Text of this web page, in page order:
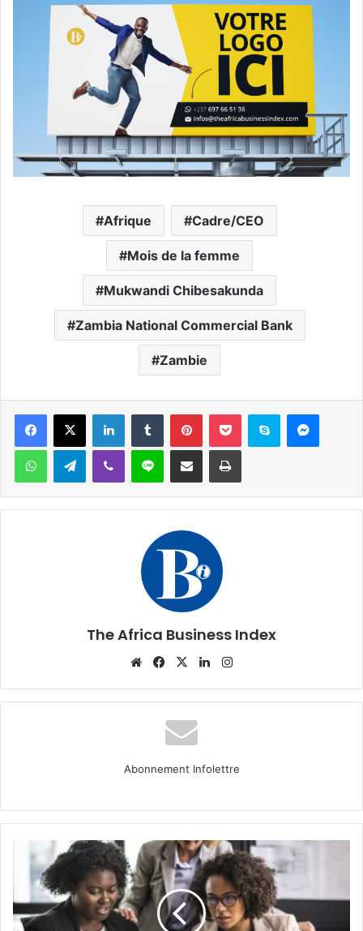
Afrique Cadre/CEO
Mois de la femme
Mukwandi Chibesakunda
Zambia National Commercial Bank
Zambie
Facebook
X LinkedinTumblr PinterestPocket Skype
WhatsAppTelegramViber Ligne Partager par email Imprimer
The Africa Business Index
WebsiteFacebook
X Linkedin
Abonnement Infolettre
femmes,
constituent-
elles
un